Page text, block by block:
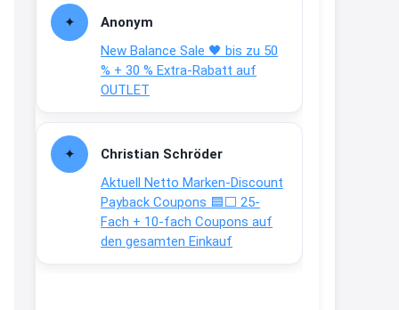
Anonym
New Balance Sale 🖤 bis zu 50
% + 30 % Extra-Rabatt auf
OUTLET
Christian Schröder
Aktuell Netto Marken-Discount
Payback Coupons 🟦⬜ 25-
Fach + 10-fach Coupons auf
den gesamten Einkauf
↩
Joachim
Gratis personalisierte 7-Tage
Ration Micronährstoffe/ Vitamine
↩
Joachim